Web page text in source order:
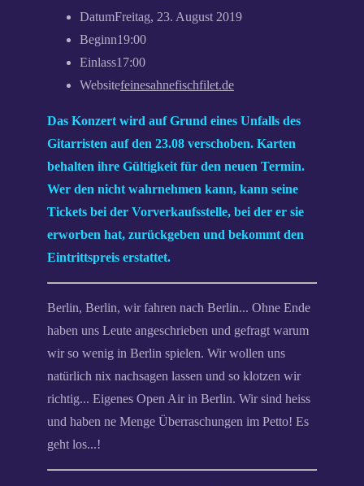
DatumFreitag, 23. August 2019
Beginn19:00
Einlass17:00
Websitefeinesahnefischfilet.de
Das Konzert wird auf Grund eines Unfalls des
Gitarristen auf den 23.08 verschoben. Karten
behalten ihre Gültigkeit für den neuen Termin.
Wer den nicht wahrnehmen kann, kann seine
Tickets bei der Vorverkaufsstelle, bei der er sie
erworben hat, zurückgeben und bekommt den
Eintrittspreis erstattet.
Berlin, Berlin, wir fahren nach Berlin... Ohne Ende
haben uns Leute angeschrieben und gefragt warum
wir so wenig in Berlin spielen. Wir wollen uns
natürlich nix nachsagen lassen und so klotzen wir
richtig... Eigenes Open Air in Berlin. Wir sind heiss
und haben ne Menge Überraschungen im Petto! Es
geht los...!